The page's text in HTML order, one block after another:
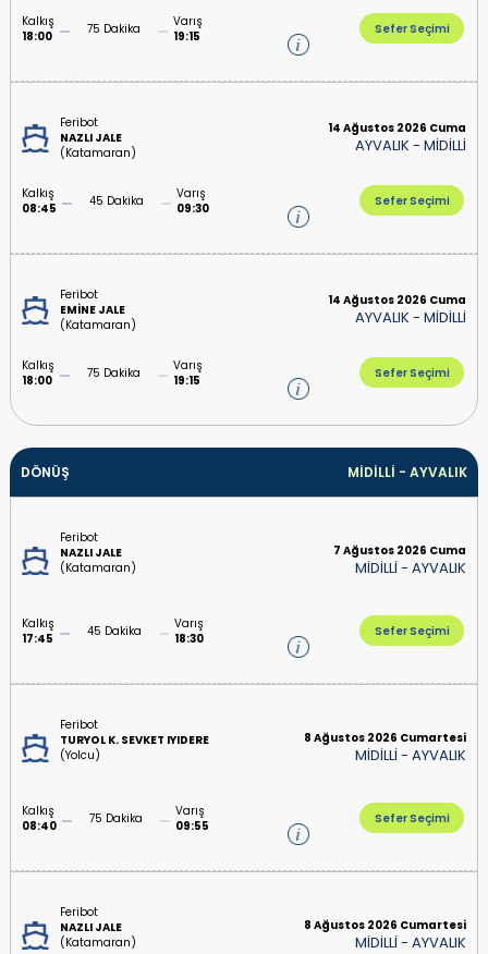
Kalkış
18:00
75 Dakika
Varış
19:15
Sefer Seçimi
Feribot
NAZLI JALE
(Katamaran)
14 Ağustos 2026 Cuma
AYVALIK -MİDİLLİ
Kalkış
08:45
45 Dakika
Varış
09:30
Sefer Seçimi
Feribot
EMİNE JALE
(Katamaran)
14 Ağustos 2026 Cuma
AYVALIK -MİDİLLİ
Kalkış
18:00
75 Dakika
Varış
19:15
Sefer Seçimi
DÖNÜŞ MİDİLLİ -AYVALIK
Feribot
NAZLI JALE
(Katamaran)
7 Ağustos 2026 Cuma
MİDİLLİ-AYVALIK
Kalkış
17:45
45 Dakika
Varış
18:30
Sefer Seçimi
Feribot
TURYOL K. SEVKET IYIDERE
(Yolcu)
8 Ağustos 2026 Cumartesi
MİDİLLİ-AYVALIK
Kalkış
08:40
75 Dakika
Varış
09:55
Sefer Seçimi
Feribot
NAZLI JALE
(Katamaran)
8 Ağustos 2026 Cumartesi
MİDİLLİ-AYVALIK